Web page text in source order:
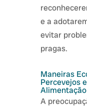
e a
evitar
pragas.
Maneiras
Percevejos
Alimentação
A